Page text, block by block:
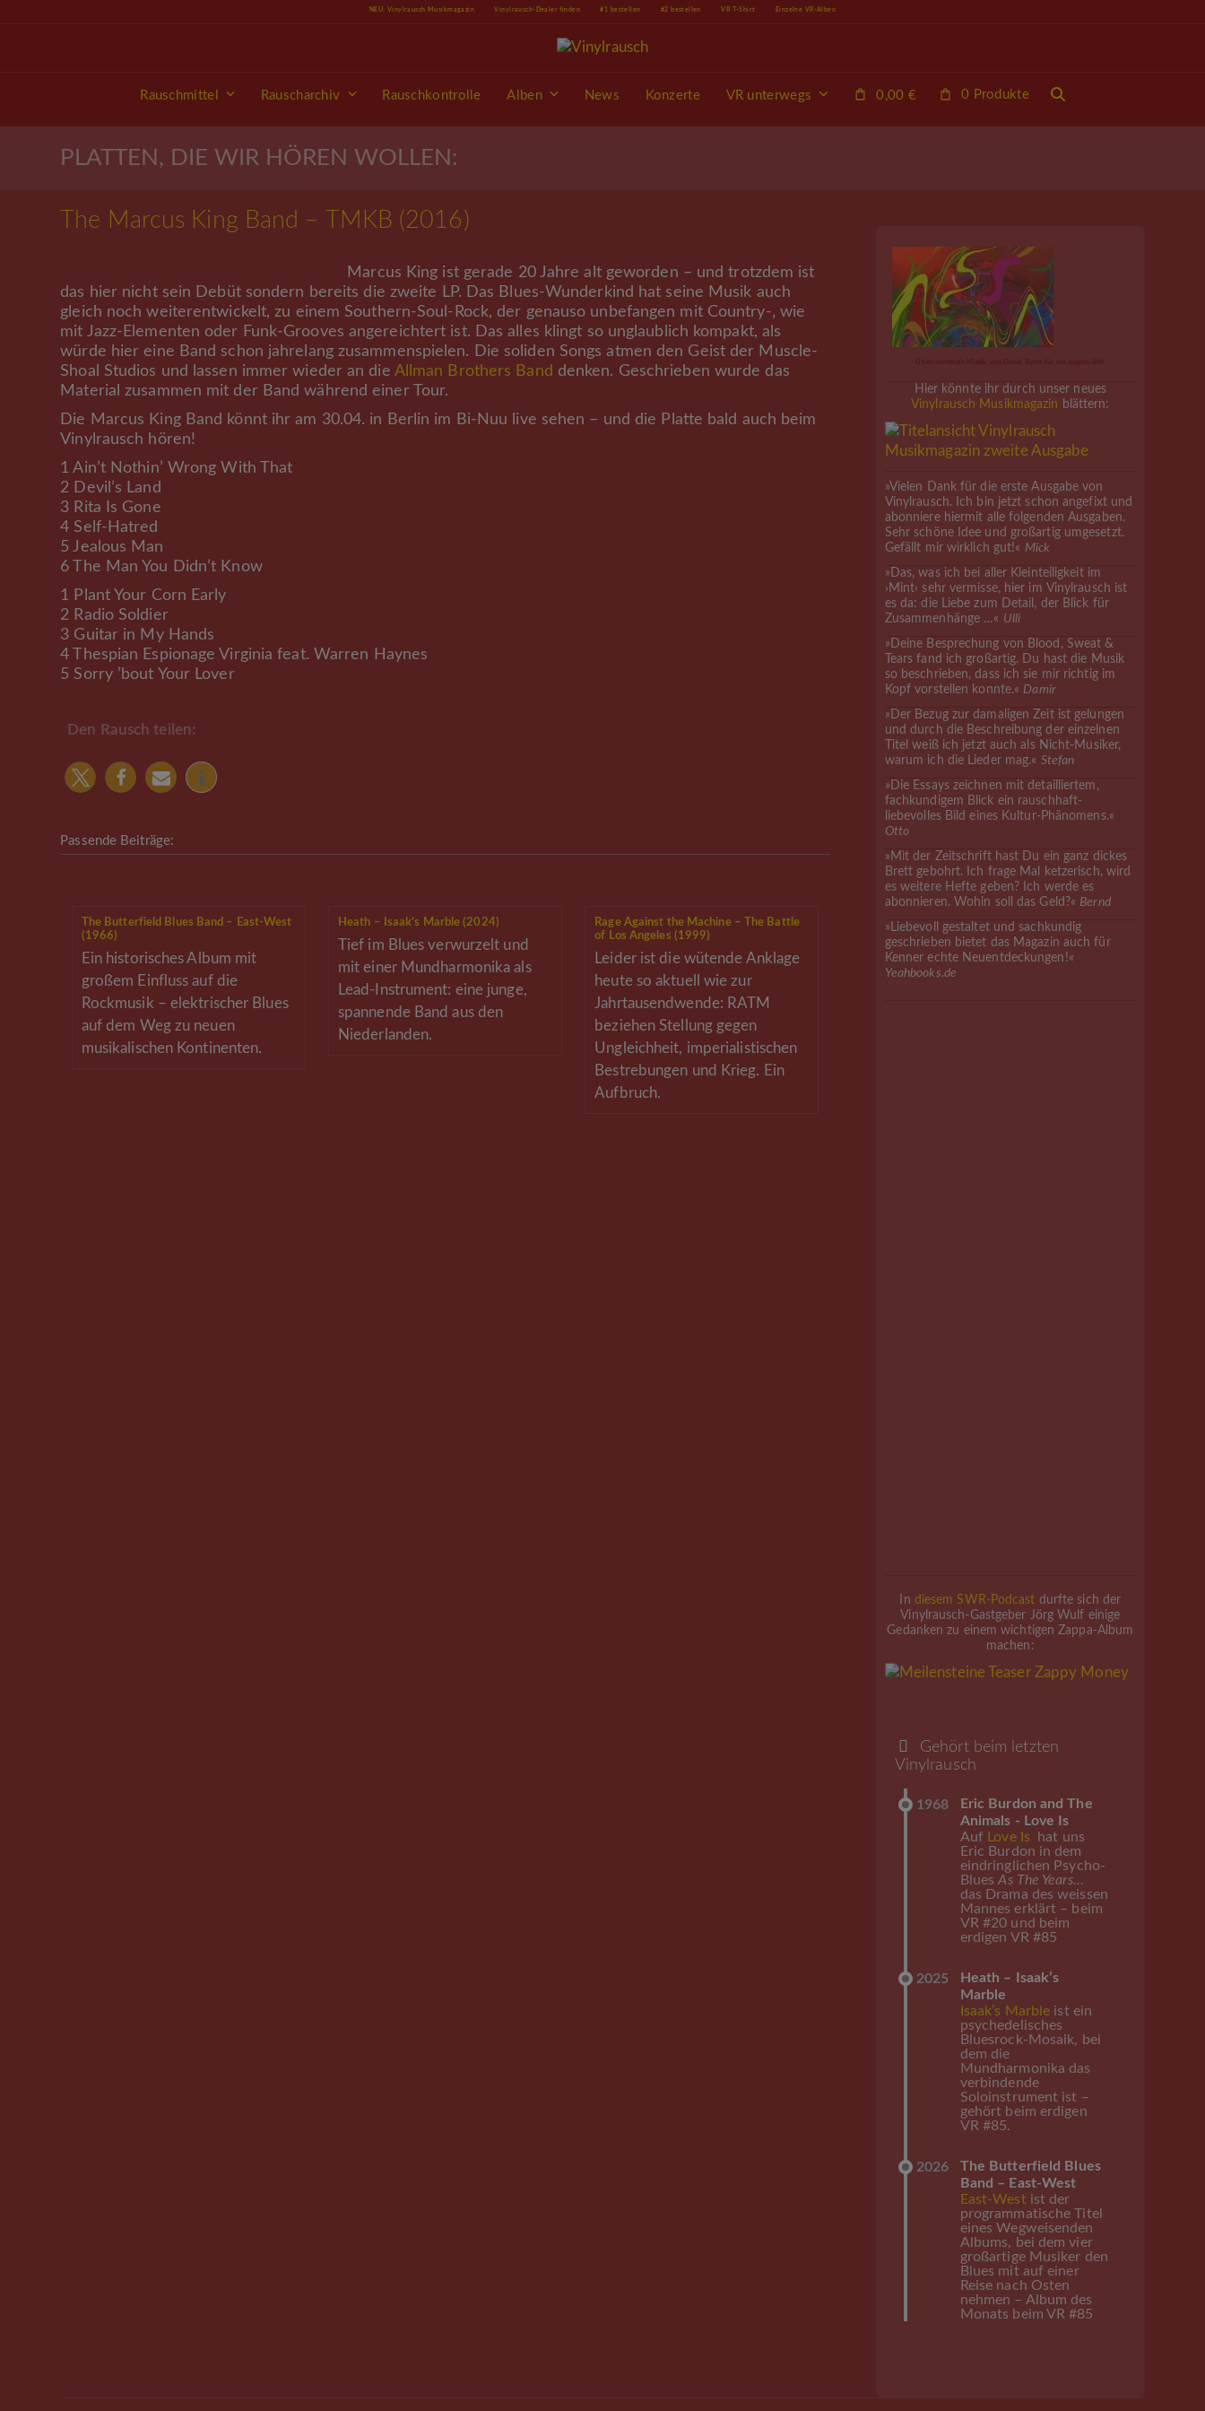
NEU: Vinylrausch Musikmagazin Vinylrausch-Dealer finden #1 bestellen #2 bestellen VR T-Shirt Einzelne VR-Alben
Rauschmittel Rauscharchiv Rauschkontrolle Alben News Konzerte VR unterwegs 0,00 € 0 Produkte
PLATTEN, DIE WIR HÖREN WOLLEN:
The Marcus King Band – TMKB (2016)
Marcus King ist gerade 20 Jahre alt geworden – und trotzdem ist
das hier nicht sein Debüt sondern bereits die zweite LP. Das Blues-Wunderkind hat seine Musik auch
gleich noch weiterentwickelt, zu einem Southern-Soul-Rock, der genauso unbefangen mit Country-, wie
mit Jazz-Elementen oder Funk-Grooves angereichtert ist. Das alles klingt so unglaublich kompakt, als
würde hier eine Band schon jahrelang zusammenspielen. Die soliden Songs atmen den Geist der Muscle-
Shoal Studios und lassen immer wieder an die Allman Brothers Band denken. Geschrieben wurde das
Material zusammen mit der Band während einer Tour.
Die Marcus King Band könnt ihr am 30.04. in Berlin im Bi-Nuu live sehen – und die Platte bald auch beim
Vinylrausch hören!
1 Ain’t Nothin’ Wrong With That
2 Devil’s Land
3 Rita Is Gone
4 Self-Hatred
5 Jealous Man
6 The Man You Didn’t Know
1 Plant Your Corn Early
2 Radio Soldier
3 Guitar in My Hands
4 Thespian Espionage Virginia feat. Warren Haynes
5 Sorry ’bout Your Lover
Den Rausch teilen:
Passende Beiträge:
The Butterfield Blues Band – East-West
(1966)
Ein historisches Album mit
großem Einfluss auf die
Rockmusik – elektrischer Blues
auf dem Weg zu neuen
musikalischen Kontinenten.
Heath – Isaak’s Marble (2024)
Tief im Blues verwurzelt und
mit einer Mundharmonika als
Lead-Instrument: eine junge,
spannende Band aus den
Niederlanden.
Rage Against the Machine – The Battle
of Los Angeles (1999)
Leider ist die wütende Anklage
heute so aktuell wie zur
Jahrtausendwende: RATM
beziehen Stellung gegen
Ungleichheit, imperialistischen
Bestrebungen und Krieg. Ein
Aufbruch.
Hier könnte ihr durch unser neues
Vinylrausch Musikmagazin blättern:
»Vielen Dank für die erste Ausgabe von
Vinylrausch. Ich bin jetzt schon angefixt und
abonniere hiermit alle folgenden Ausgaben.
Sehr schöne Idee und großartig umgesetzt.
Gefällt mir wirklich gut!« Mick
»Das, was ich bei aller Kleinteiligkeit im
›Mint‹ sehr vermisse, hier im Vinylrausch ist
es da: die Liebe zum Detail, der Blick für
Zusammenhänge …« Ulli
»Deine Besprechung von Blood, Sweat &
Tears fand ich großartig. Du hast die Musik
so beschrieben, dass ich sie mir richtig im
Kopf vorstellen konnte.« Damir
»Der Bezug zur damaligen Zeit ist gelungen
und durch die Beschreibung der einzelnen
Titel weiß ich jetzt auch als Nicht-Musiker,
warum ich die Lieder mag.« Stefan
»Die Essays zeichnen mit detailliertem,
fachkundigem Blick ein rauschhaft-
liebevolles Bild eines Kultur-Phänomens.«
Otto
»Mit der Zeitschrift hast Du ein ganz dickes
Brett gebohrt. Ich frage Mal ketzerisch, wird
es weitere Hefte geben? Ich werde es
abonnieren. Wohin soll das Geld?« Bernd
»Liebevoll gestaltet und sachkundig
geschrieben bietet das Magazin auch für
Kenner echte Neuentdeckungen!«
Yeahbooks.de
In diesem SWR-Podcast durfte sich der
Vinylrausch-Gastgeber Jörg Wulf einige
Gedanken zu einem wichtigen Zappa-Album
machen:
Gehört beim letzten
Vinylrausch
1968
Eric Burdon and The
Animals - Love Is
Auf
Love Is hat uns
Eric Burdon in dem
eindringlichen Psycho-
BluesAs The Years...
das Drama des weissen
Mannes erklärt – beim
VR #20 und beim
erdigen VR #85
2025
Heath – Isaak’s
Marble
Isaak’s Marble ist ein
psychedelisches
Bluesrock-Mosaik, bei
dem die
Mundharmonika das
verbindende
Soloinstrument ist –
gehört beim erdigen
VR #85.
2026
The Butterfield Blues
Band – East-West
East-Westist der
programmatische Titel
eines Wegweisenden
Albums, bei dem vier
großartige Musiker den
Blues mit auf einer
Reise nach Osten
nehmen – Album des
Monats beim VR #85